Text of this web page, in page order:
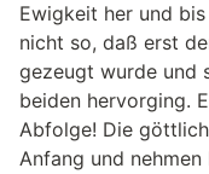
Ewigkeit her und
nicht so, daß erst
gezeugt wurde und
beiden hervorging.
Abfolge! Die
Anfang und